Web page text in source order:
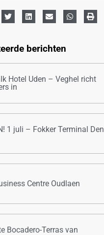
berichten
Hotel Uden – Veghel richt
in
1 juli – Fokker Terminal Den
Centre Oudlaen
Bocadero-Terras van